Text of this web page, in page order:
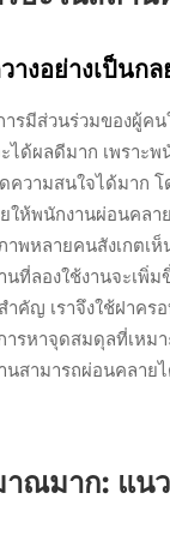
งอย่างเป็นก
รมีส่วนร่วมของผู้ค
ได้ผลดีมาก เพราะ
ความสนใจได้มาก
ให้พนักงานผ่อนคลา
าพหลายคนสังเกตเ
ที่ลองใช้งานจะเพิ่
ำคัญ เราจึงใช้ฝาค
หาจุดสมดุลที่เหม
สามารถผ่อนคลายไ
าณมาก: แน